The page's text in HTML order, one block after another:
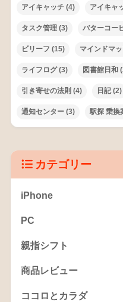
アイキャッチ(4) アイキャ
タスク管理(3) バターコー
ビリーフ (15) マインドマ
ライフログ(3) 図書館日和
引き寄せの法則 (4) 日記(2)
通知センター(3) 駅探 乗換
カテゴリー
iPhone
PC
親指シフト
商品レビュー
ココロとカラダ